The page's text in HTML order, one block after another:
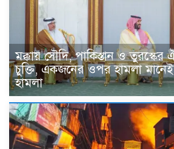
মক্কায় সৌদি, পাকিস্তান ও তুরস্কের
চুক্তি, একজনের ওপর হামলা
হামলা